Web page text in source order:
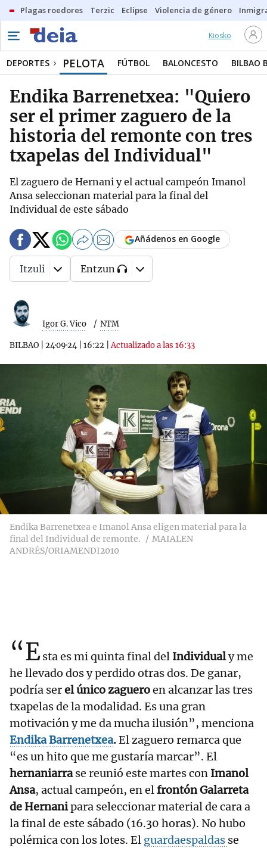
Plagas roedores Terzic Eclipse Violencia de género
Kiosko
DEPORTES PELOTA FÚTBOL BALONCESTO BILBAO
Endika Barrenetxea: "Quiero
ser el primer zaguero de la
historia del remonte con tres
txapelas del Individual"
El zaguero de Hernani y el actual campeón Imanol
Ansa seleccionan material para la final del
Individual de este sábado
Igor G. Vico NTM
BILBAO 24·09·24 16:22 |Actualizado a las 16:33
Añádenos en Google
Itzuli Entzun
Endika Barrenetxea e Imanol Ansa eligen material para la
final del Individual de remonte.
MAIALEN
ANDRÉS/ORIAMENDI2010
“Esta es mi quinta final del Individualy me
he llevado dos y perdido otras dos. De ganar,
podría serel único zagueroen alcanzar las tres
txapelas de la modalidad. Es una gran
motivación y me da mucha ilusión”, menciona
Endika Barrenetxea.El zaguero remarca que
“es un hito que me gustaría marcar”. El
hernaniarrase reunió este martes con Imanol
Ansa, actual campeón, en elfrontón Galarreta
de Hernanipara seleccionar material de cara a
la final de este sábado (16.30 horas). No hubo
polémica con los lotes. El guardaespaldas se